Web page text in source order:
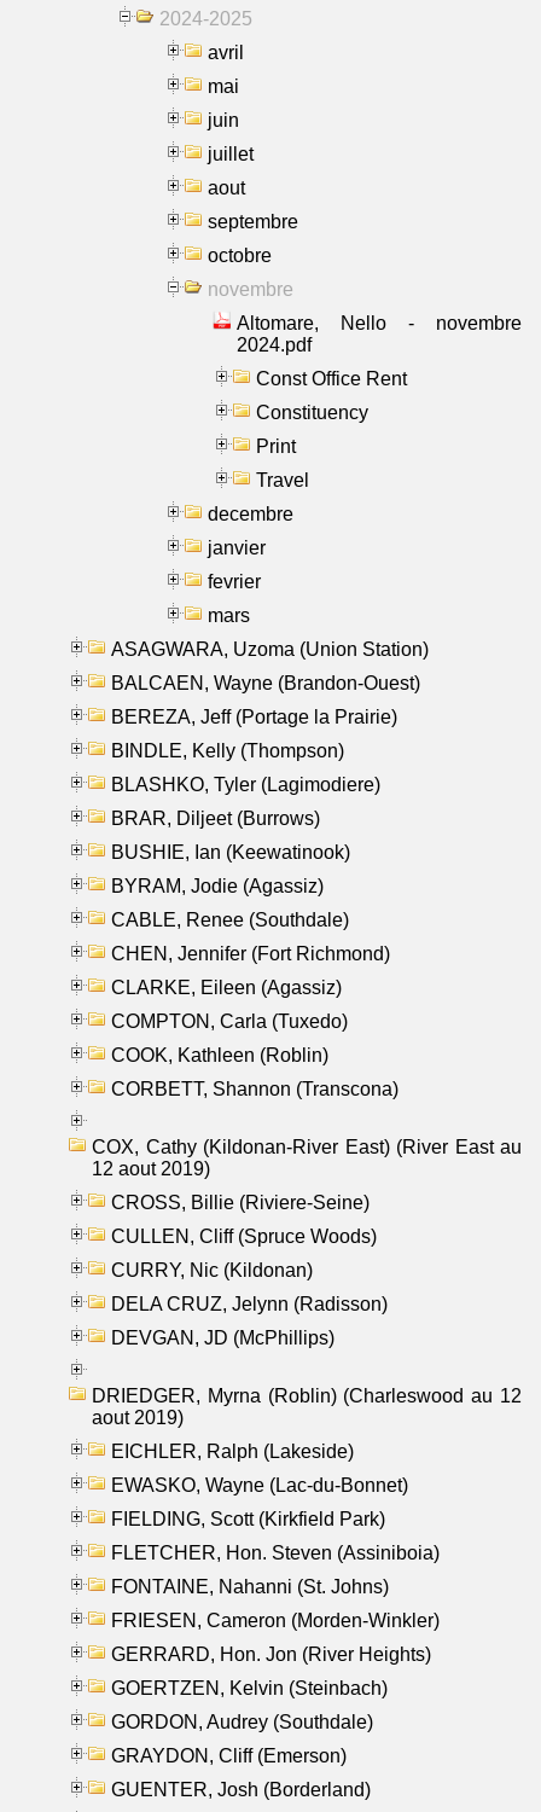
2024-2025
avril
mai
juin
juillet
aout
septembre
octobre
novembre
Altomare, Nello - novembre
2024.pdf
Const Office Rent
Constituency
Print
Travel
decembre
janvier
fevrier
mars
ASAGWARA, Uzoma (Union Station)
BALCAEN, Wayne (Brandon-Ouest)
BEREZA, Jeff (Portage la Prairie)
BINDLE, Kelly (Thompson)
BLASHKO, Tyler (Lagimodiere)
BRAR, Diljeet (Burrows)
BUSHIE, Ian (Keewatinook)
BYRAM, Jodie (Agassiz)
CABLE, Renee (Southdale)
CHEN, Jennifer (Fort Richmond)
CLARKE, Eileen (Agassiz)
COMPTON, Carla (Tuxedo)
COOK, Kathleen (Roblin)
CORBETT, Shannon (Transcona)
COX, Cathy (Kildonan-River East) (River East au
12 aout 2019)
CROSS, Billie (Riviere-Seine)
CULLEN, Cliff (Spruce Woods)
CURRY, Nic (Kildonan)
DELA CRUZ, Jelynn (Radisson)
DEVGAN, JD (McPhillips)
DRIEDGER, Myrna (Roblin) (Charleswood au 12
aout 2019)
EICHLER, Ralph (Lakeside)
EWASKO, Wayne (Lac-du-Bonnet)
FIELDING, Scott (Kirkfield Park)
FLETCHER, Hon. Steven (Assiniboia)
FONTAINE, Nahanni (St. Johns)
FRIESEN, Cameron (Morden-Winkler)
GERRARD, Hon. Jon (River Heights)
GOERTZEN, Kelvin (Steinbach)
GORDON, Audrey (Southdale)
GRAYDON, Cliff (Emerson)
GUENTER, Josh (Borderland)